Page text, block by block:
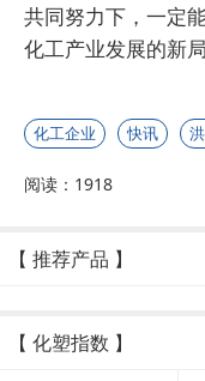
共同努力下，一定
化工产业发展的新局
化工企业 快讯
阅读：1918
【 推荐产品 】
【 化塑指数 】